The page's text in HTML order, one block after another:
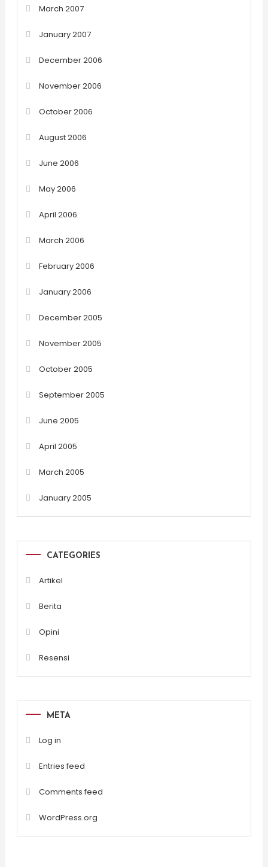
March 2007
January 2007
December 2006
November 2006
October 2006
August 2006
June 2006
May 2006
April 2006
March 2006
February 2006
January 2006
December 2005
November 2005
October 2005
September 2005
June 2005
April 2005
March 2005
January 2005
CATEGORIES
Artikel
Berita
Opini
Resensi
META
Log in
Entries feed
Comments feed
WordPress.org